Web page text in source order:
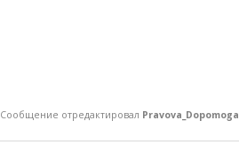
Сообщение отредактировал Pravova_Dopomoga